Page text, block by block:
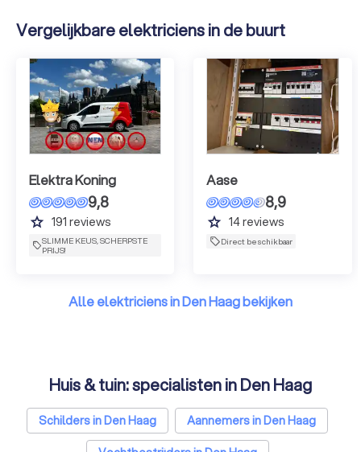
Vergelijkbare elektriciens in de buurt
Elektra Koning
9,8
grade 191 reviews
SLIMME KEUS, SCHERPSTE
PRIJS!
Aase
8,9
grade 14reviews
Direct beschikbaar
Alle elektriciens in Den Haag bekijken
Huis & tuin: specialisten in Den Haag
Schilders in Den Haag
Aannemers in Den Haag